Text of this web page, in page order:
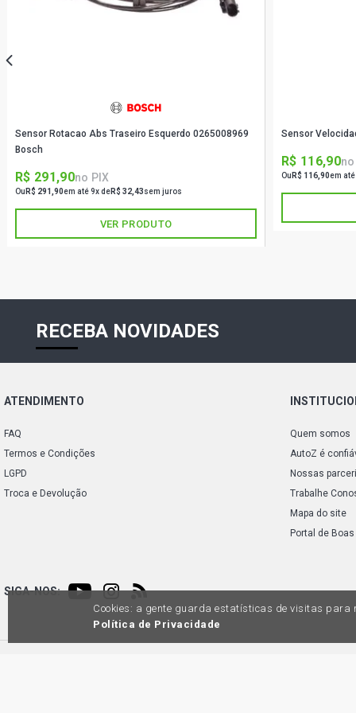
Sensor Rotacao Abs Traseiro Esquerdo 0265008969
Bosch
R$ 291,90no PIX
Ou R$ 291,90em até 9x deR$ 32,43sem juros
VER PRODUTO
Sensor
R$ 116,90no
Ou R$ 116,90em
RECEBA NOVIDADES
ATENDIMENTO
FAQ
Termos e Condições
LGPD
Troca e Devolução
Quem somos
AutoZ é
Nossas
Trabalhe
Mapa do site
Portal de
SIGA-NOS:
Cookies: a gente guarda estatísticas de visitas para
Política de Privacidade